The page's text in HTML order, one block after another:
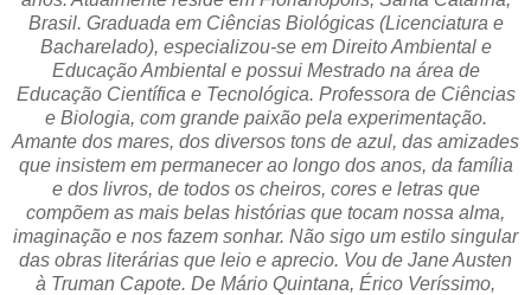
Brasil. Graduada em Ciências Biológicas (Licenciatura e
Bacharelado), especializou-se em Direito Ambiental e
Educação Ambiental e possui Mestrado na área de
Educação Científica e Tecnológica. Professora de Ciências
e Biologia, com grande paixão pela experimentação.
Amante dos mares, dos diversos tons de azul, das amizades
que insistem em permanecer ao longo dos anos, da família
e dos livros, de todos os cheiros, cores e letras que
compõem as mais belas histórias que tocam nossa alma,
imaginação e nos fazem sonhar. Não sigo um estilo singular
das obras literárias que leio e aprecio. Vou de Jane Austen
à Truman Capote. De Mário Quintana, Érico Veríssimo,